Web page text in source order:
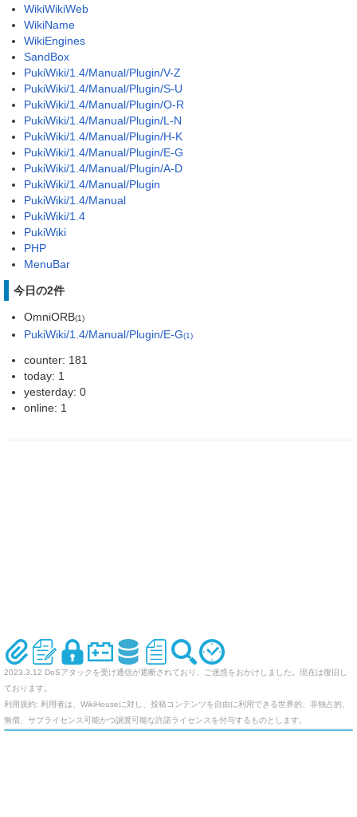
WikiWikiWeb
WikiName
WikiEngines
SandBox
PukiWiki/1.4/Manual/Plugin/V-Z
PukiWiki/1.4/Manual/Plugin/S-U
PukiWiki/1.4/Manual/Plugin/O-R
PukiWiki/1.4/Manual/Plugin/L-N
PukiWiki/1.4/Manual/Plugin/H-K
PukiWiki/1.4/Manual/Plugin/E-G
PukiWiki/1.4/Manual/Plugin/A-D
PukiWiki/1.4/Manual/Plugin
PukiWiki/1.4/Manual
PukiWiki/1.4
PukiWiki
PHP
MenuBar
今日の2件
OmniORB(1)
PukiWiki/1.4/Manual/Plugin/E-G(1)
counter: 181
today: 1
yesterday: 0
online: 1
2023.3.12 DoSアタックを受け通信が遮断されており、ご迷惑をおかけしました。現在は復旧し
ております。
利用規約: 利用者は、WikiHouseに対し、投稿コンテンツを自由に利用できる世界的、非独占的、
無償、サブライセンス可能かつ譲渡可能な許諾ライセンスを付与するものとします。